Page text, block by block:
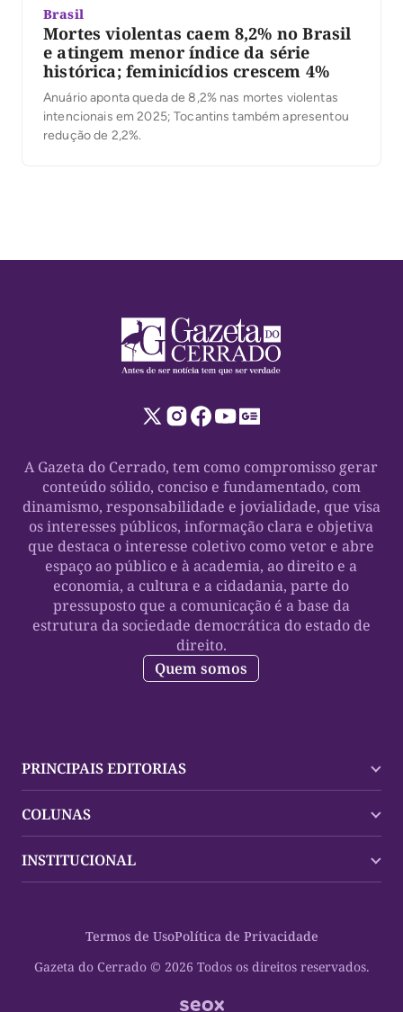
Brasil
Mortes violentas caem 8,2% no Brasil
e atingem menor índice da série
histórica; feminicídios crescem 4%
Anuário aponta queda de 8,2% nas mortes violentas
intencionais em 2025; Tocantins também apresentou
redução de 2,2%.
A Gazeta do Cerrado, tem como compromisso gerar
conteúdo sólido, conciso e fundamentado, com
dinamismo, responsabilidade e jovialidade, que visa
os interesses públicos, informação clara e objetiva
que destaca o interesse coletivo como vetor e abre
espaço ao público e à academia, ao direito e a
economia, a cultura e a cidadania, parte do
pressuposto que a comunicação é a base da
estrutura da sociedade democrática do estado de
direito.
Quem somos
PRINCIPAIS EDITORIAS
Palmas
Mundo
Oportunidades
Cultura
COLUNAS
Policial
Planeta Vivo
Espaço Cidadania
INSTITUCIONAL
Gazeta do Cerrado © 2026 Todos os direitos reservados.
Termos de UsoPolítica de Privacidade